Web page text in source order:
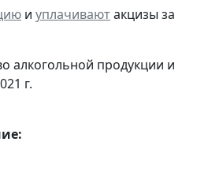
и уплачиваютакцизы за
алкогольной продукции и
г.